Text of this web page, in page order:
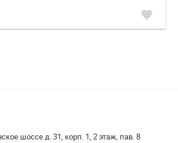
favorite
шоссе д. 31, корп. 1, 2 этаж, пав. 8